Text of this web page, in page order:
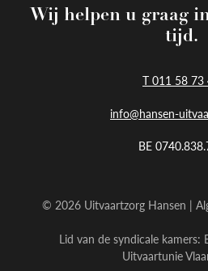
Wij helpen u graag
tijd.
T 011 58 73
info@hansen-
BE
© 2026 Uitvaartzorg Hansen |
Lid van de syndicale kamers:
Uitvaartunie